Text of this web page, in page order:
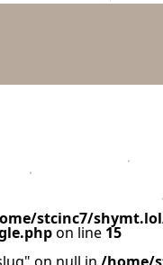
stcinc7/
on line 15